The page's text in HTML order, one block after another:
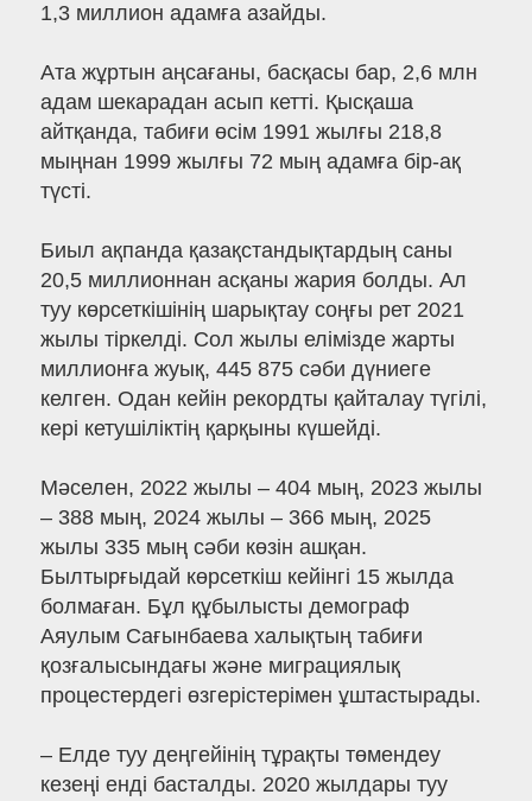
1,3 миллион адамға азайды.
Ата жұртын аңсағаны, басқасы бар, 2,6 млн
адам шекарадан асып кетті. Қысқаша
айтқанда, табиғи өсім 1991 жылғы 218,8
мыңнан 1999 жылғы 72 мың адамға бір-ақ
түсті.
Биыл ақпанда қазақстандықтардың саны
20,5 миллионнан асқаны жария болды. Ал
туу көрсеткішінің шарықтау соңғы рет 2021
жылы тіркелді. Сол жылы елімізде жарты
миллионға жуық, 445 875 сәби дүниеге
келген. Одан кейін рекордты қайталау түгілі,
кері кетушіліктің қарқыны күшейді.
Мәселен, 2022 жылы – 404 мың, 2023 жылы
– 388 мың, 2024 жылы – 366 мың, 2025
жылы 335 мың сәби көзін ашқан.
Былтырғыдай көрсеткіш кейінгі 15 жылда
болмаған. Бұл құбылысты демограф
Аяулым Сағынбаева халықтың табиғи
қозғалысындағы және миграциялық
процестердегі өзгерістерімен ұштастырады.
– Елде туу деңгейінің тұрақты төмендеу
кезеңі енді басталды. 2020 жылдары туу